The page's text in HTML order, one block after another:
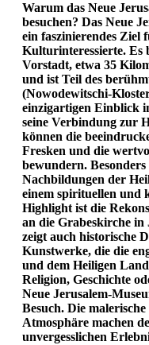
Warum das Neue
besuchen? Das Neue
ein faszinierendes Ziel
Kulturinteressierte. Es
Vorstadt, etwa 35
und ist Teil des
(Nowodewitschi-
einzigartigen Einblick
seine Verbindung zur
können die
Fresken und die
bewundern.
Nachbildungen der
einem spirituellen und
Highlight ist die
an die Grabeskirche in
zeigt auch historische
Kunstwerke, die die
und dem Heiligen
Religion, Geschichte
Neue Jerusalem-
Besuch. Die
Atmosphäre machen
unvergesslichen